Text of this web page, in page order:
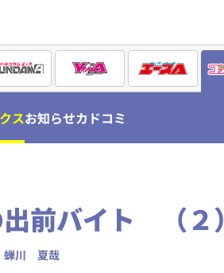
スお知らせカドコミ
前バイト （２）
蝉川 夏哉